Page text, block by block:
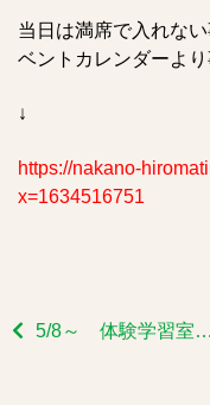
当日は満席で入れな
ベントカレンダーよ
↓
https://nakano-
x=1634516751
5/8～ 体験学習室 貸出しにおけるお願い